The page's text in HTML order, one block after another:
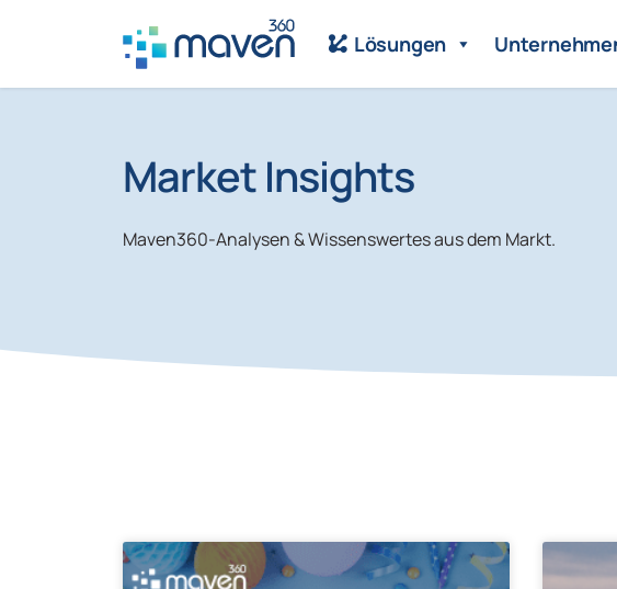
Lösungen
Market Insights
Maven360-Analysen & Wissenswertes aus dem Markt.